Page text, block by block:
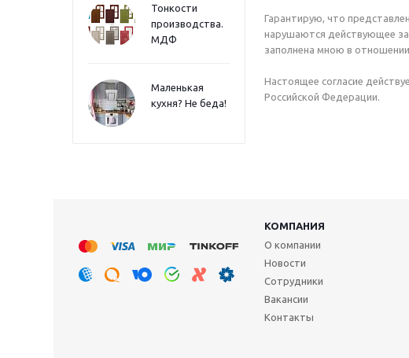
Тонкости
производства.
МДФ
Маленькая
кухня? Не беда!
Гарантирую, что
нарушаются действующее
заполнена мною в отношении
Настоящее согласие
Российской Федерации.
КОМПАНИЯ
О компании
Новости
Сотрудники
Вакансии
Контакты